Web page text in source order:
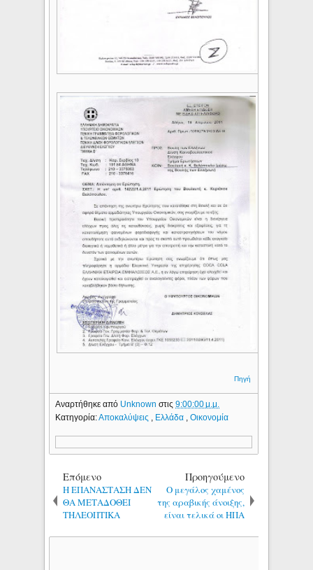
Πηγή
Αναρτήθηκε από Unknownστις9:00:00 μ.μ.
Κατηγορία:Αποκαλύψεις Ελλάδα ,Οικονομία
Επόμενο
Η ΕΠΑΝΑΣΤΑΣΗ ΔΕΝ
ΘΑ ΜΕΤΑΔΟΘΕΙ
ΤΗΛΕΟΠΤΙΚΑ
Προηγούμενο
Ο μεγάλος χαμένος
της αραβικής άνοιξης,
είναι τελικά οι ΗΠΑ